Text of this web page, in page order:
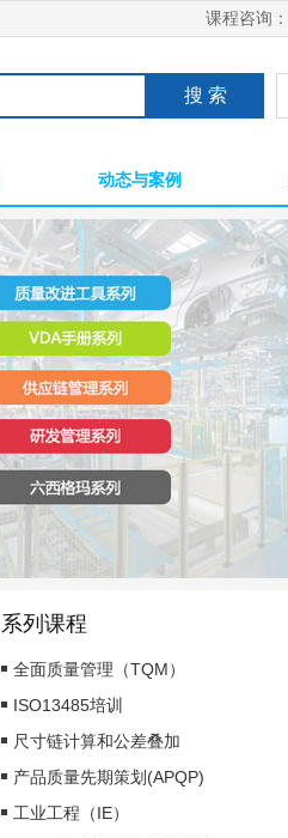
课程咨询：
动态与案例
系列课程
全面质量管理（TQM）
ISO13485培训
尺寸链计算和公差叠加
产品质量先期策划(APQP)
工业工程（IE）